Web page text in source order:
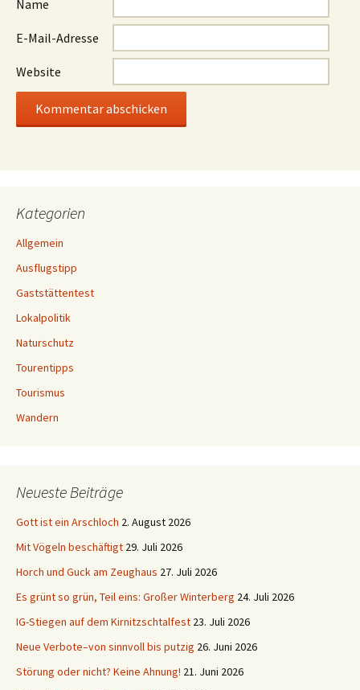
Name
E-Mail-Adresse
Website
Kategorien
Allgemein
Ausflugstipp
Gaststättentest
Lokalpolitik
Naturschutz
Tourentipps
Tourismus
Wandern
Neueste Beiträge
Gott ist ein Arschloch 2. August 2026
Mit Vögeln beschäftigt 29. Juli 2026
Horch und Guck am Zeughaus 27. Juli 2026
Es grünt so grün, Teil eins: Großer Winterberg 24. Juli 2026
IG-Stiegen auf dem Kirnitzschtalfest 23. Juli 2026
Neue Verbote–von sinnvoll bis putzig 26. Juni 2026
Störung oder nicht? Keine Ahnung! 21. Juni 2026